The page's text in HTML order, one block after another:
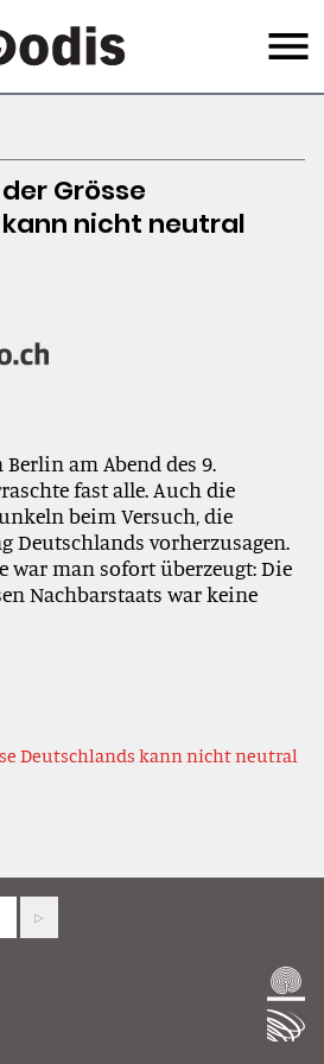
Menu
Grösse
nicht neutral
am Abend des 9.
fast alle. Auch die
beim Versuch, die
Deutschlands vorherzusagen.
war man sofort überzeugt: Die
Nachbarstaats war keine
Deutschlands kann nicht neutral